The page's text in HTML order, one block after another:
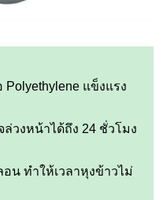
แข็งแรง
ล่วงหน้าได้ถึง 24 ชั่วโมง
น ทำให้เวลาหุงข้าวไม่